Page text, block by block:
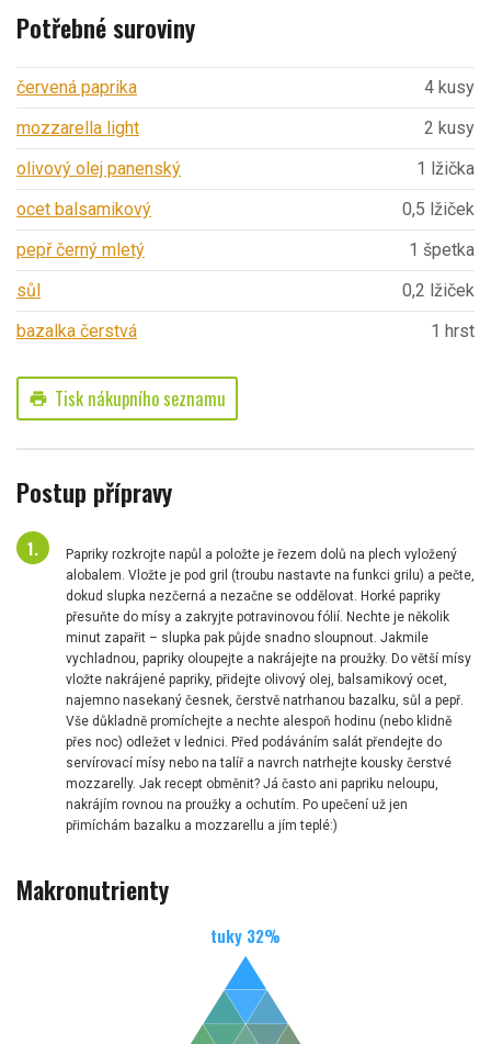
Potřebné suroviny
červená paprika
4 kusy
mozzarella light
2 kusy
olivový olej panenský
1 lžička
ocet balsamikový
0,5 lžiček
pepř černý mletý
1 špetka
sůl
0,2 lžiček
bazalka čerstvá
1 hrst
print Tisk nákupního seznamu
Postup přípravy
Papriky rozkrojte napůl a položte je řezem dolů na plech vyložený
alobalem. Vložte je pod gril (troubu nastavte na funkci grilu) a pečte,
dokud slupka nezčerná a nezačne se oddělovat. Horké papriky
přesuňte do mísy a zakryjte potravinovou fólií. Nechte je několik
minut zapařit – slupka pak půjde snadno sloupnout. Jakmile
vychladnou, papriky oloupejte a nakrájejte na proužky. Do větší mísy
vložte nakrájené papriky, přidejte olivový olej, balsamikový ocet,
najemno nasekaný česnek, čerstvě natrhanou bazalku, sůl a pepř.
Vše důkladně promíchejte a nechte alespoň hodinu (nebo klidně
přes noc) odležet v lednici. Před podáváním salát přendejte do
servírovací mísy nebo na talíř a navrch natrhejte kousky čerstvé
mozzarelly. Jak recept obměnit? Já často ani papriku neloupu,
nakrájím rovnou na proužky a ochutím. Po upečení už jen
přimíchám bazalku a mozzarellu a jím teplé:)
Makronutrienty
tuky 32%